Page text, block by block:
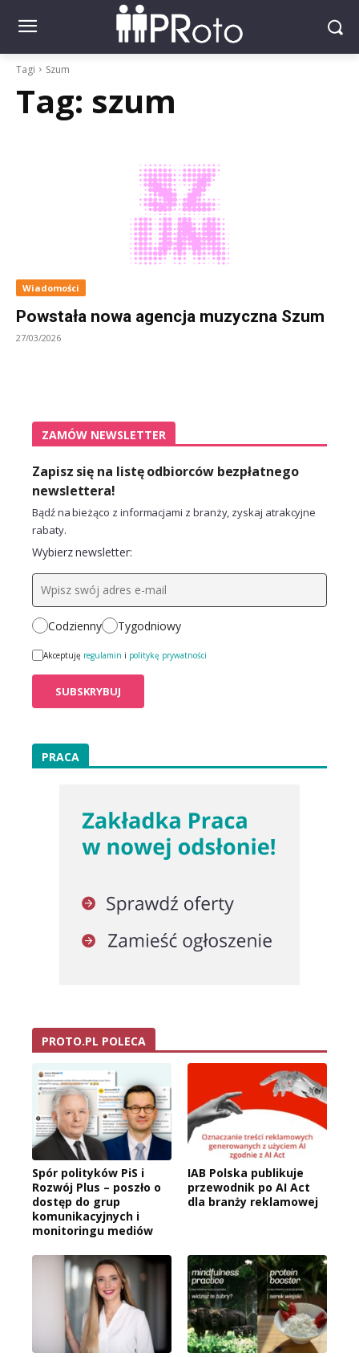
Tagi Szum
Tag: szum
Wiadomości
Powstała nowa agencja muzyczna Szum
27/03/2026
ZAMÓW NEWSLETTER
Zapisz się na listę odbiorców bezpłatnego
newslettera!
Bądź na bieżąco z informacjami z branży, zyskaj atrakcyjne
rabaty.
Wybierz newsletter:
Codzienny Tygodniowy
Akceptuję regulamin i politykę prywatności
PRACA
PROTO.PL POLECA
Spór polityków PiS i
Rozwój Plus – poszło o
dostęp do grup
komunikacyjnych i
monitoringu mediów
IAB Polska publikuje
przewodnik po AI Act
dla branży reklamowej